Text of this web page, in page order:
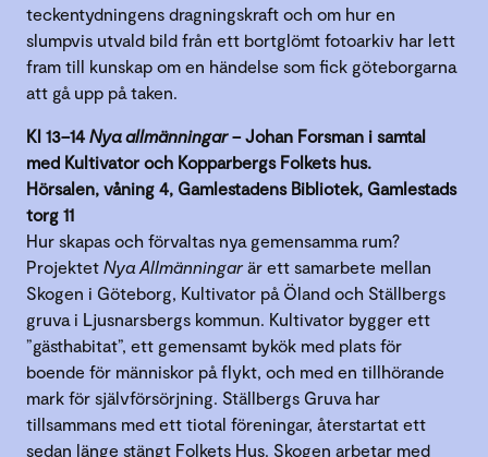
teckentydningens dragningskraft och om hur en
slumpvis utvald bild från ett bortglömt fotoarkiv har lett
fram till kunskap om en händelse som fick göteborgarna
att gå upp på taken.
Kl 13–14 Nya allmänningar– Johan Forsman i samtal
med Kultivator och Kopparbergs Folkets hus.
Hörsalen, våning 4, Gamlestadens Bibliotek, Gamlestads
torg 11
Hur skapas och förvaltas nya gemensamma rum?
Projektet Nya Allmänningarär ett samarbete mellan
Skogen i Göteborg, Kultivator på Öland och Ställbergs
gruva i Ljusnarsbergs kommun. Kultivator bygger ett
”gästhabitat”, ett gemensamt bykök med plats för
boende för människor på flykt, och med en tillhörande
mark för självförsörjning. Ställbergs Gruva har
tillsammans med ett tiotal föreningar, återstartat ett
sedan länge stängt Folkets Hus. Skogen arbetar med